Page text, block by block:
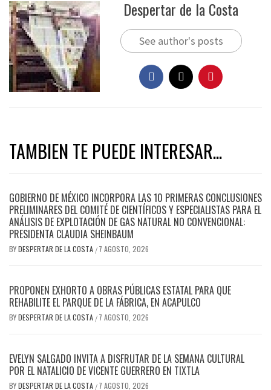
Despertar de la Costa
See author's posts
TAMBIEN TE PUEDE INTERESAR...
GOBIERNO DE MÉXICO INCORPORA LAS 10 PRIMERAS CONCLUSIONES
PRELIMINARES DEL COMITÉ DE CIENTÍFICOS Y ESPECIALISTAS PARA EL
ANÁLISIS DE EXPLOTACIÓN DE GAS NATURAL NO CONVENCIONAL:
PRESIDENTA CLAUDIA SHEINBAUM
BYDESPERTAR DE LA COSTA / 7 AGOSTO, 2026
PROPONEN EXHORTO A OBRAS PÚBLICAS ESTATAL PARA QUE
REHABILITE EL PARQUE DE LA FÁBRICA, EN ACAPULCO
BYDESPERTAR DE LA COSTA / 7 AGOSTO, 2026
EVELYN SALGADO INVITA A DISFRUTAR DE LA SEMANA CULTURAL
POR EL NATALICIO DE VICENTE GUERRERO EN TIXTLA
BYDESPERTAR DE LA COSTA / 7 AGOSTO, 2026